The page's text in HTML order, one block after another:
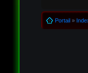
Portail»